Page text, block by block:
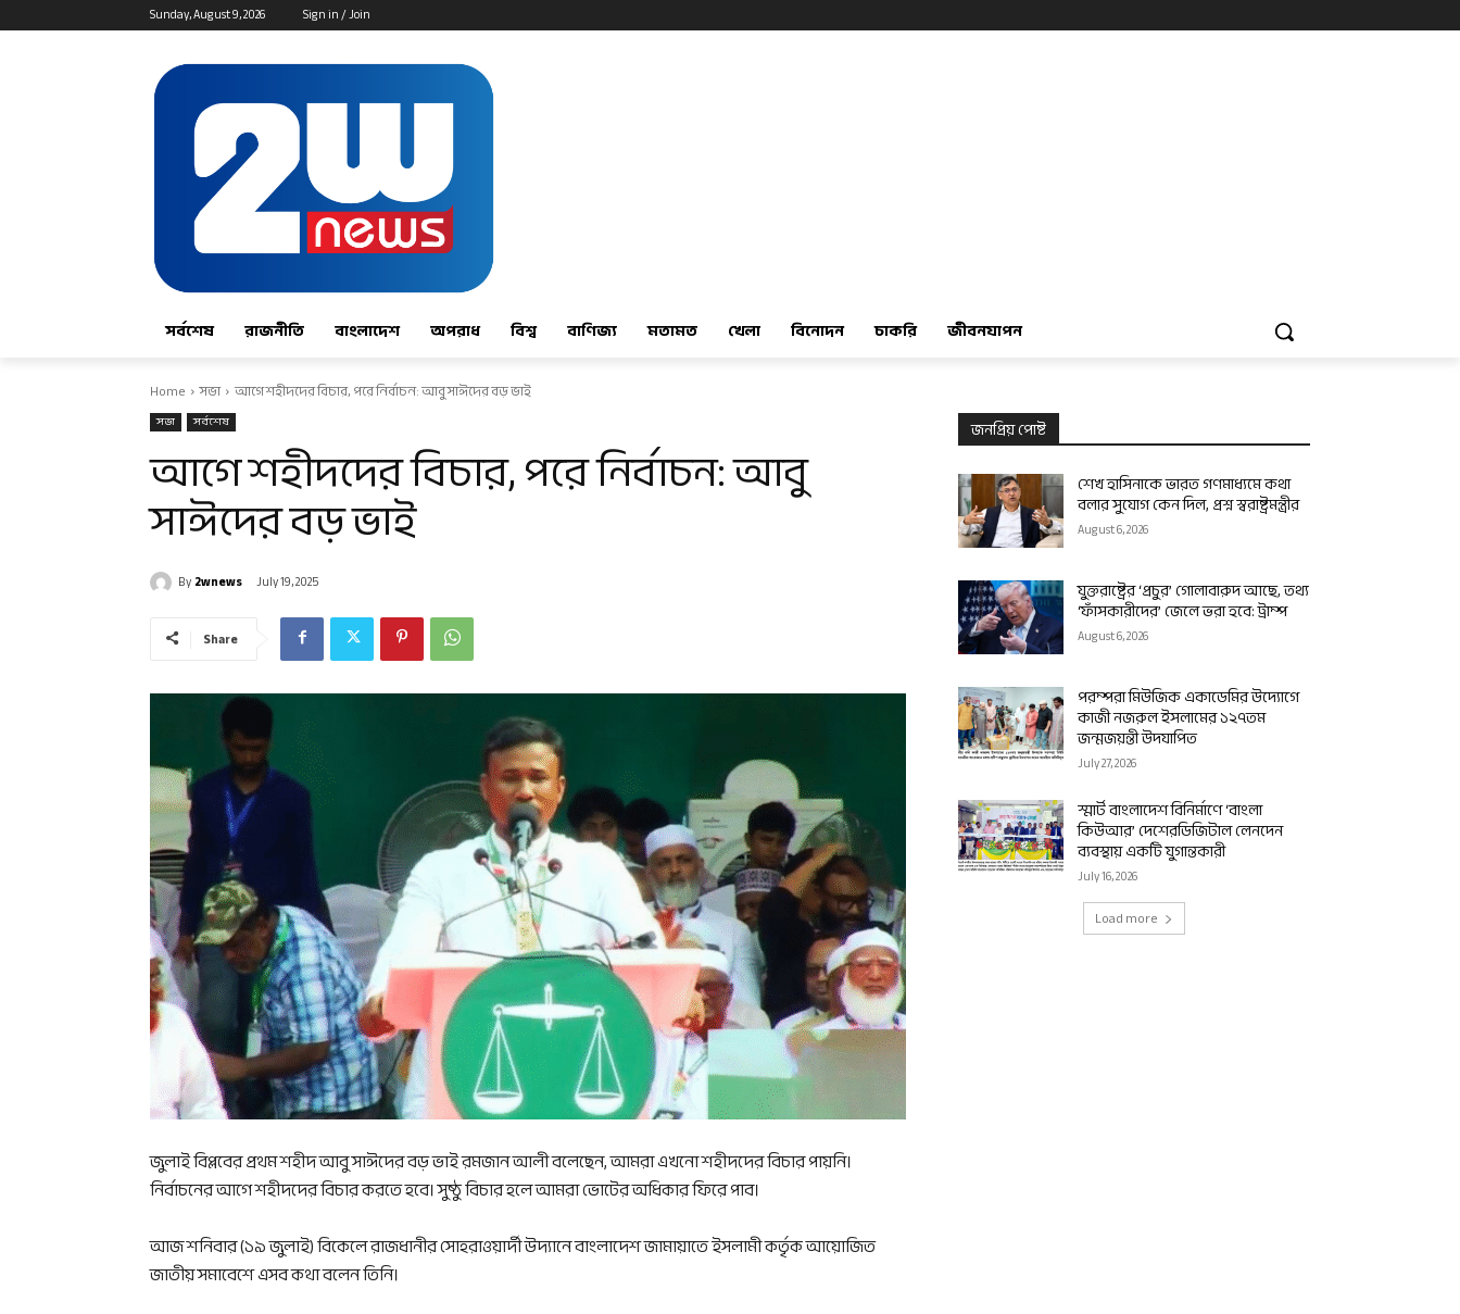
Sunday, August 9, 2026 Sign in / Join
সর্বশেষ রাজনীতি বাংলাদেশ অপরাধ বিশ্ব বাণিজ্য মতামত খেলা বিনোদন চাকরি জীবনযাপন
Home সভা আগে শহীদদের বিচার, পরে নির্বাচন: আবু সাঈদের বড় ভাই
সভা সর্বশেষ
আগে শহীদদের বিচার, পরে নির্বাচন: আবু
সাঈদের বড় ভাই
By2wnews July 19, 2025
Share
জুলাই বিপ্লবের প্রথম শহীদ আবু সাঈদের বড় ভাই রমজান আলী বলেছেন, আমরা এখনো শহীদদের বিচার পায়নি।
নির্বাচনের আগে শহীদদের বিচার করতে হবে। সুষ্ঠু বিচার হলে আমরা ভোটের অধিকার ফিরে পাব।
আজ শনিবার (১৯ জুলাই) বিকেলে রাজধানীর সোহরাওয়ার্দী উদ্যানে বাংলাদেশ জামায়াতে ইসলামী কর্তৃক আয়োজিত
জাতীয় সমাবেশে এসব কথা বলেন তিনি।
জনপ্রিয় পোষ্ট
শেখ হাসিনাকে ভারত গণমাধ্যমে কথা
বলার সুযোগ কেন দিল, প্রশ্ন স্বরাষ্ট্রমন্ত্রীর
August 6, 2026
যুক্তরাষ্ট্রের ‘প্রচুর’ গোলাবারুদ আছে, তথ্য
‘ফাঁসকারীদের’ জেলে ভরা হবে: ট্রাম্প
August 6, 2026
পরম্পরা মিউজিক একাডেমির উদ্যোগে
কাজী নজরুল ইসলামের ১২৭তম
জন্মজয়ন্তী উদযাপিত
July 27, 2026
স্মার্ট বাংলাদেশ বিনির্মাণে ‘বাংলা
কিউআর’ দেশেরডিজিটাল লেনদেন
ব্যবস্থায় একটি যুগান্তকারী
July 16, 2026
Load more